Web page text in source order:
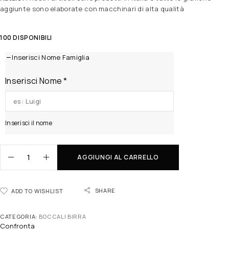
aggiunte sono elaborate con macchinari di alta qualità
100 DISPONIBILI
Inserisci Nome Famiglia
Inserisci Nome*
Inserisci il nome
AGGIUNGI AL CARRELLO
ADD TO WISHLIST SHARE
CATEGORIA: BOCCALI BIRRA
Confronta